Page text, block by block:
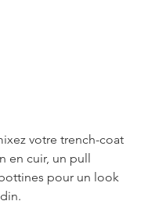
votre trench-coat
en cuir, un pull
pour un look